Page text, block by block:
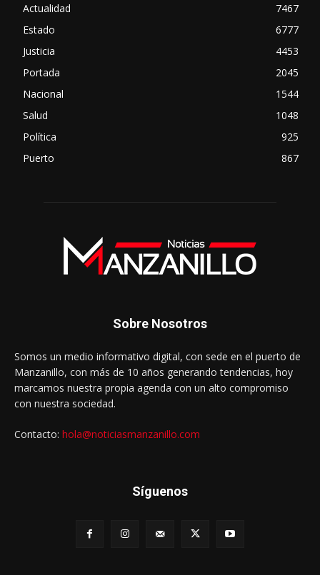
Actualidad
7467
Estado
6777
Justicia
4453
Portada
2045
Nacional
1544
Salud
1048
Política
925
Puerto
867
Sobre Nosotros
Somos un medio informativo digital, con sede en el puerto de
Manzanillo, con más de 10 años generando tendencias, hoy
marcamos nuestra propia agenda con un alto compromiso
con nuestra sociedad.
Contacto: hola@noticiasmanzanillo.com
Síguenos